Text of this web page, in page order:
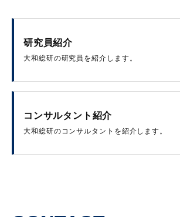
研究員紹介
大和総研の研究員を紹介します。
コンサルタント紹介
大和総研のコンサルタントを紹介します。